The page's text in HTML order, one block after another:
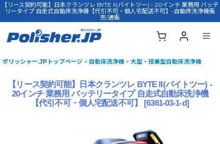
【リース契約可能】日本クランツレ BYTE II(バイトツー) - 20インチ 業務用 バッテ
リータイプ 自走式自動床洗浄機【代引不可・個人宅配送不可】-自動床洗浄機販
売/通販
ポリッシャー.JPトップページ > 自動床洗浄機 > 大型・搭乗型自動床洗浄機
【リース契約可能】日本クランツレ BYTE II(バイトツー) -
20インチ 業務用 バッテリータイプ 自走式自動床洗浄機
【代引不可・個人宅配送不可】
[6361-03-1-d]